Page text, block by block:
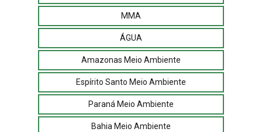
MMA
ÁGUA
Amazonas Meio Ambiente
Espírito Santo Meio Ambiente
Paraná Meio Ambiente
Bahia Meio Ambiente